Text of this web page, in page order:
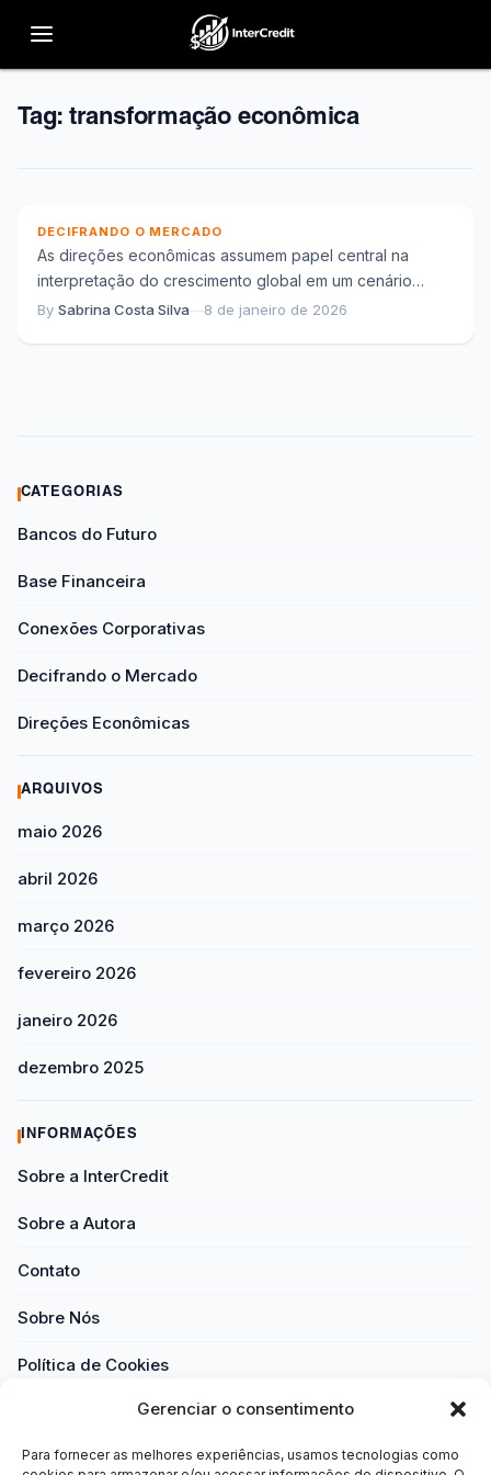
Gerenciar o consentimento
Para fornecer as melhores experiências, usamos tecnologias como
Tag: transformação econômica
DECIFRANDO O MERCADO
As direções econômicas assumem papel central na
interpretação do crescimento global em um cenário
marcado por transições estruturais, maior complexidade
By Sabrina Costa Silva—8 de janeiro de 2026
CATEGORIAS
Bancos do Futuro
Base Financeira
Conexões Corporativas
Decifrando o Mercado
Direções Econômicas
ARQUIVOS
maio 2026
abril 2026
março 2026
fevereiro 2026
janeiro 2026
dezembro 2025
INFORMAÇÕES
Sobre a InterCredit
Sobre a Autora
Contato
Sobre Nós
Política de Cookies
Política de Privacidade
Termos e Condições